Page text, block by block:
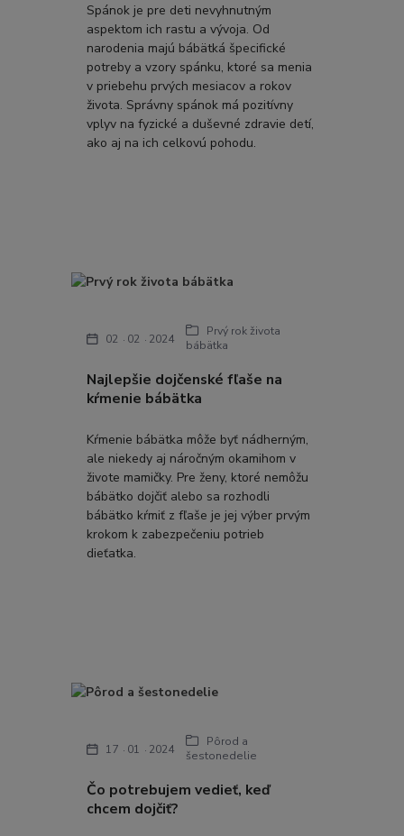
Spánok je pre deti nevyhnutným
aspektom ich rastu a vývoja. Od
narodenia majú bábätká špecifické
potreby a vzory spánku, ktoré sa menia
v priebehu prvých mesiacov a rokov
života. Správny spánok má pozitívny
vplyv na fyzické a duševné zdravie detí,
ako aj na ich celkovú pohodu.
Najlepšie dojčenské fľaše na
kŕmenie bábätka
02 02 2024
Prvý rok života
bábätka
Kŕmenie bábätka môže byť nádherným,
ale niekedy aj náročným okamihom v
živote mamičky. Pre ženy, ktoré nemôžu
bábätko dojčiť alebo sa rozhodli
bábätko kŕmiť z fľaše je jej výber prvým
krokom k zabezpečeniu potrieb
dieťatka.
Čo potrebujem vedieť, keď
chcem dojčiť?
17 01 2024
Pôrod a
šestonedelie